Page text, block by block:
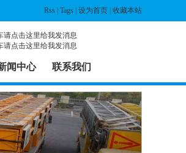
Rss Tags 设为首页 收藏本站
闻中心 联系我们